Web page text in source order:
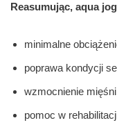
Reasumując, aqua
minimalne
poprawa kondycji
wzmocnienie
pomoc w